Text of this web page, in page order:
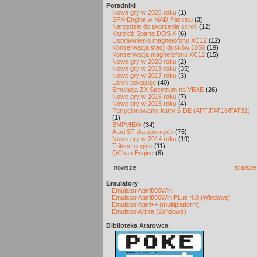
Poradniki
Nowe gry w 2026 roku (1)
SFX-Engine w MAD Pascalu (3)
Narzędzie do tworzenia scrolli (12)
Kartridż Sparta DOS X (6)
Usprawnienia magnetofonu XC12 (12)
Konserwacja stacji dysków 1050 (19)
Konserwacja magnetofonu XC12 (15)
Nowe gry w 2020 roku (2)
Nowe gry w 2019 roku (35)
Nowe gry w 2017 roku (3)
Larek pokazuje (40)
Emulacja ZX Spectrum na VBXE (26)
Nowe gry w 2016 roku (7)
Nowe gry w 2015 roku (4)
Partycjonowanie karty SIDE (APT/FAT16/FAT32)
(1)
BMPVIEW(34)
Atari ST dla opornych (75)
Nowe gry w 2014 roku (19)
Tritone engine (11)
QChan Engine (6)
nowsze starsze
Emulatory
Emulator Atari800Win
Emulator Atari800Win PLus 4.0 (Windows)
Emulator Atari++ (multiplatform)
Emulator Altirra (Windows)
Biblioteka Atarowca